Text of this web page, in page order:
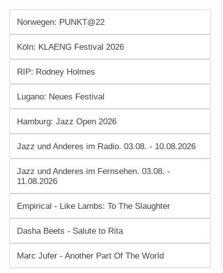
Norwegen: PUNKT@22
Köln: KLAENG Festival 2026
RIP: Rodney Holmes
Lugano: Neues Festival
Hamburg: Jazz Open 2026
Jazz und Anderes im Radio. 03.08. - 10.08.2026
Jazz und Anderes im Fernsehen. 03.08. -
11.08.2026
Empirical - Like Lambs: To The Slaughter
Dasha Beets - Salute to Rita
Marc Jufer - Another Part Of The World